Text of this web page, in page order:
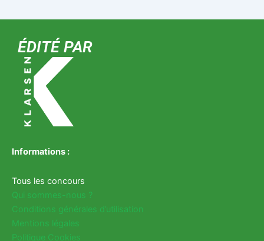
ÉDITÉ PAR
Informations :
Tous les concours
Qui sommes-nous ?
Conditions générales d’utilisation
Mentions légales
Politique Cookies